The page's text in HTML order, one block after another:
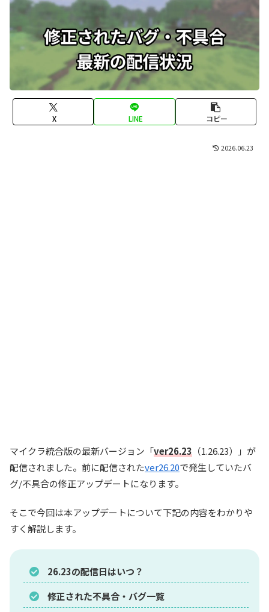
X LINE コピー
2026.06.23
マイクラ統合版の最新バージョン「ver26.23 （1.26.23）」が
配信されました。前に配信されたver26.20で発生していたバ
グ/不具合の修正アップデートになります。
そこで今回は本アップデートについて下記の内容をわかりや
すく解説します。
26.23の配信日はいつ？
修正された不具合・バグ一覧